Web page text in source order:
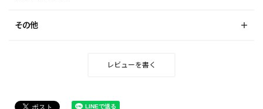
その他
レビューを書く